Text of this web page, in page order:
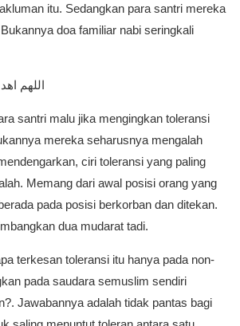
itu. Sedangkan para santri mereka
doa familiar nabi seringkali
اللهم
santri malu jika mengingkan toleransi
mereka seharusnya mengalah
ciri toleransi yang paling
Memang dari awal posisi orang yang
pada posisi berkorban dan ditekan.
dua mudarat tadi.
terkesan toleransi itu hanya pada non-
pada saudara semuslim sendiri
Jawabannya adalah tidak pantas bagi